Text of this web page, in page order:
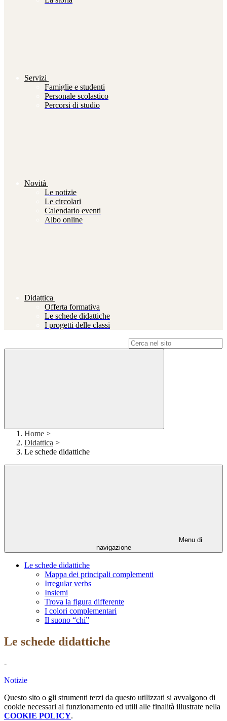
Servizi
Famiglie e studenti
Personale scolastico
Percorsi di studio
Novità
Le notizie
Le circolari
Calendario eventi
Albo online
Didattica
Offerta formativa
Le schede didattiche
I progetti delle classi
Home >
Didattica >
Le schede didattiche
Menu di
navigazione
Le schede didattiche
Mappa dei principali complementi
Irregular verbs
Insiemi
Trova la figura differente
I colori complementari
Il suono “chi”
Le schede didattiche
-
Notizie
Questo sito o gli strumenti terzi da questo utilizzati si avvalgono di
cookie necessari al funzionamento ed utili alle finalità illustrate nella
COOKIE POLICY.